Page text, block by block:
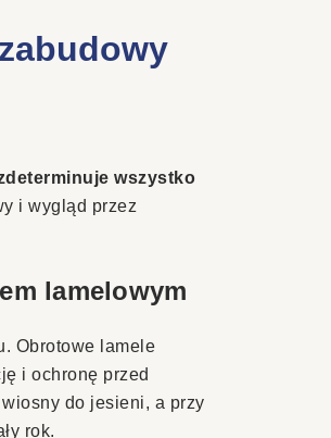
wszystko
i wygląd przez
lamelowym
Obrotowe lamele
i ochronę przed
do jesieni, a przy
rok.